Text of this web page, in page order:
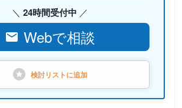
24時間受付中
Webで相談
検討リストに追加